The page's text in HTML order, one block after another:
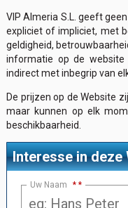
VIP Almeria S.L. geeft
expliciet of impliciet, met
geldigheid,
informatie op de
indirect met inbegrip van
De prijzen op de Website
maar kunnen op elk
beschikbaarheid.
Interesse in deze
Uw Naam *